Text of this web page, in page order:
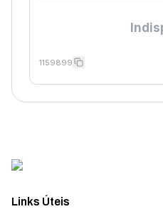
1159899
Links Úteis